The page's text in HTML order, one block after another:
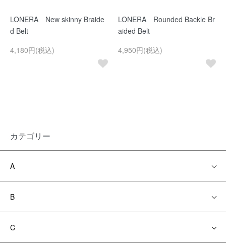
LONERA New skinny Braide
d Belt
4,180円(税込)
LONERA Rounded Backle Br
aided Belt
4,950円(税込)
カテゴリー
A
B
C